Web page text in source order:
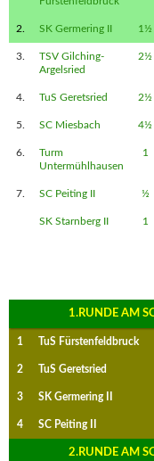
2. SK Germering II 1½
3.
TSV Gilching-
Argelsried
2½
4. TuS Geretsried 2½
5. SC Miesbach 4½
6.
Turm
Untermühlhausen
1
7. SC Peiting II ½
SK Starnberg II 1
1.RUNDE AM
1 TuS Fürstenfeldbruck
2 TuS Geretsried
3 SK Germering II
4 SC Peiting II
2.RUNDE AM